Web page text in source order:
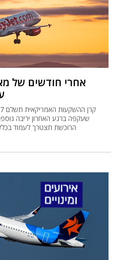
אחרי חודשים של
שעקפה ברגע האחרון יריבה
הרוכשת תצטרך לעמוד